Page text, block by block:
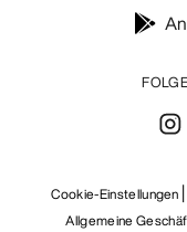
Cookie-Einstellungen
Allgemeine